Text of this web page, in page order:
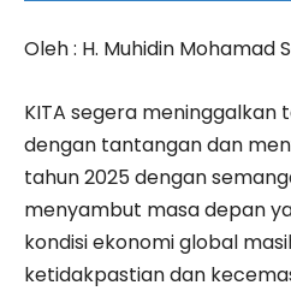
Oleh : H. Muhidin Mohamad
KITA segera meninggalkan
dengan tantangan dan
tahun 2025 dengan
menyambut masa depan
kondisi ekonomi global
ketidakpastian dan